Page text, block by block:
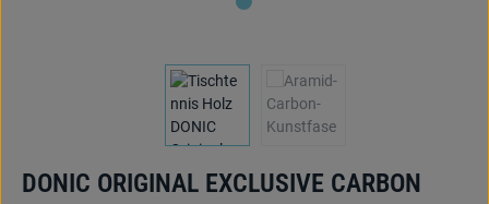
DONIC ORIGINAL EXCLUSIVE CARBON